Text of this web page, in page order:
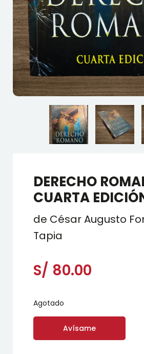
DERECHO
CUARTA
de César Augusto
Tapia
S/ 80.00
Agotado
Avísame